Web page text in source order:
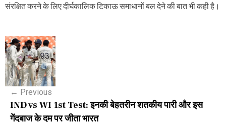
संरक्षित करने के लिए दीर्घकालिक टिकाऊ समाधानों बल देने की बात भी कही है।
P
o
s
n
← Previous
IND vs WI 1st Test: इनकी बेहतरीन शतकीय पारी और इस
गेंदबाज के दम पर जीता भारत